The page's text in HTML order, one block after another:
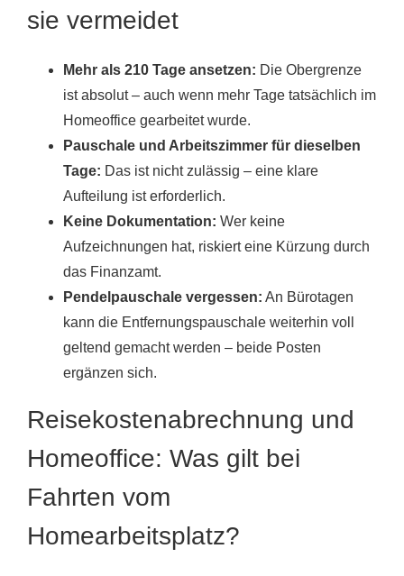
sie vermeidet
Mehr als 210 Tage ansetzen: Die Obergrenze
ist absolut – auch wenn mehr Tage tatsächlich im
Homeoffice gearbeitet wurde.
Pauschale und Arbeitszimmer für dieselben
Tage: Das ist nicht zulässig – eine klare
Aufteilung ist erforderlich.
Keine Dokumentation: Wer keine
Aufzeichnungen hat, riskiert eine Kürzung durch
das Finanzamt.
Pendelpauschale vergessen: An Bürotagen
kann die Entfernungspauschale weiterhin voll
geltend gemacht werden – beide Posten
ergänzen sich.
Reisekostenabrechnung und
Homeoffice: Was gilt bei
Fahrten vom
Homearbeitsplatz?